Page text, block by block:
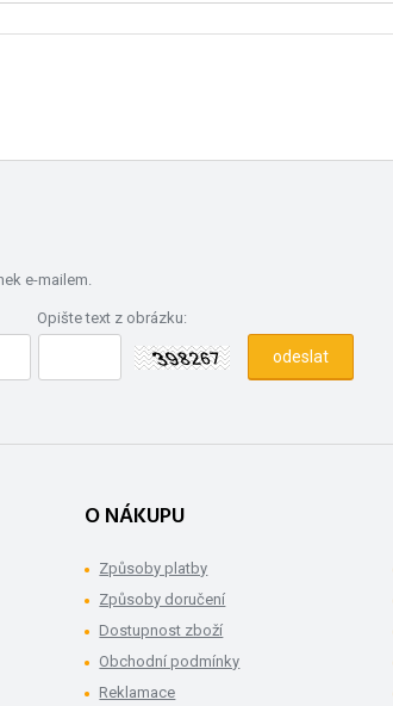
e-mailem.
Opište text z obrázku:
O NÁKUPU
Způsoby platby
Způsoby doručení
Dostupnost zboží
Obchodní podmínky
Reklamace